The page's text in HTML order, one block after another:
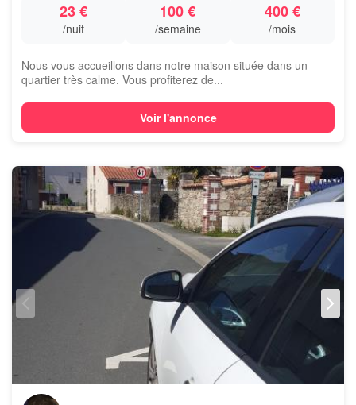
23 €
/nuit
100 €
/semaine
400 €
/mois
Nous vous accueillons dans notre maison située dans un
quartier très calme. Vous profiterez de...
Voir l'annonce